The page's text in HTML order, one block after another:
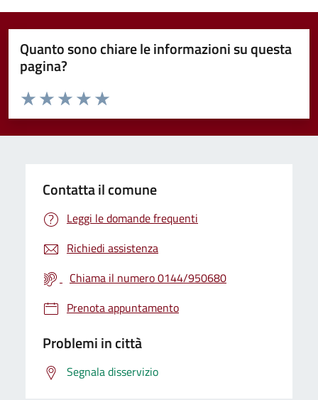
Quanto sono chiare le informazioni su questa
pagina?
Valuta da 1 a 5 stelle la pagina
Valuta 5 stelle su 5
Valuta 4 stelle su 5
Valuta 3 stelle su 5
Valuta 2 stelle su 5
Valuta 1 stelle su 5
Contatta il comune
Leggi le domande frequenti
Richiedi assistenza
Chiama il numero 0144/950680
Prenota appuntamento
Problemi in città
Segnala disservizio